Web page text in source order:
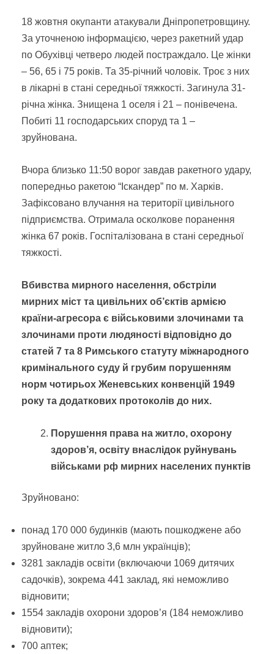
18 жовтня окупанти атакували Дніпропетровщину.
За уточненою інформацією, через ракетний удар
по Обухівці четверо людей постраждало. Це жінки
– 56, 65 і 75 років. Та 35-річний чоловік. Троє з них
в лікарні в стані середньої тяжкості. Загинула 31-
річна жінка. Знищена 1 оселя і 21 – понівечена.
Побиті 11 господарських споруд та 1 –
зруйнована.
Вчора близько 11:50 ворог завдав ракетного удару,
попередньо ракетою “Іскандер” по м. Харків.
Зафіксовано влучання на території цивільного
підприємства. Отримала осколкове поранення
жінка 67 років. Госпіталізована в стані середньої
тяжкості.
Вбивства мирного населення, обстріли
мирних міст та цивільних об’єктів армією
країни-агресора є військовими злочинами та
злочинами проти людяності відповідно до
статей 7 та 8 Римського статуту міжнародного
кримінального суду й грубим порушенням
норм чотирьох Женевських конвенцій 1949
року та додаткових протоколів до них.
Порушення права на житло, охорону
здоров’я, освіту внаслідок руйнувань
військами рф мирних населених пунктів
Зруйновано:
понад 170 000 будинків (мають пошкоджене або
зруйноване житло 3,6 млн українців);
3281 закладів освіти (включаючи 1069 дитячих
садочків), зокрема 441 заклад, які неможливо
відновити;
1554 закладів охорони здоров’я (184 неможливо
відновити);
700 аптек;